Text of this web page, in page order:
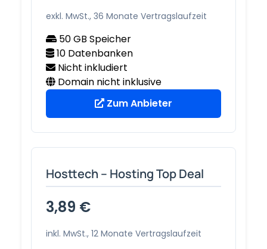
exkl. MwSt., 36 Monate Vertragslaufzeit
50 GB Speicher
10 Datenbanken
Nicht inkludiert
Domain nicht inklusive
Zum Anbieter
Hosttech – Hosting Top Deal
3,89 €
inkl. MwSt., 12 Monate Vertragslaufzeit